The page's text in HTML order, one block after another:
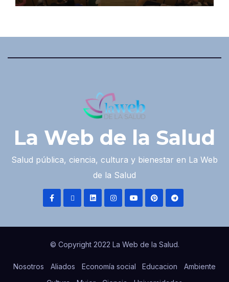
La Web de la Salud
Salud pública, ciencia, cultura y bienestar en La Web
de la Salud
© Copyright 2022 La Web de la Salud.
Nosotros Aliados Economía social Educacion
Ambiente